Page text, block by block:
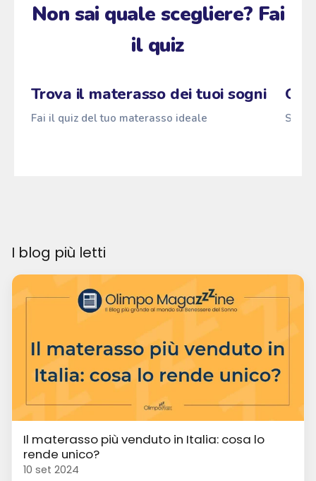
Non sai quale scegliere? Fai
il quiz
Trova il materasso dei tuoi sogni
Fai il quiz del tuo materasso ideale
I blog più letti
Il materasso più venduto in Italia: cosa lo
rende unico?
10 set 2024